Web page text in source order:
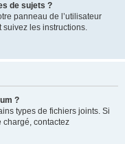
de sujets ?
panneau de l’utilisateur
suivez les instructions.
?
types de fichiers joints. Si
chargé, contactez